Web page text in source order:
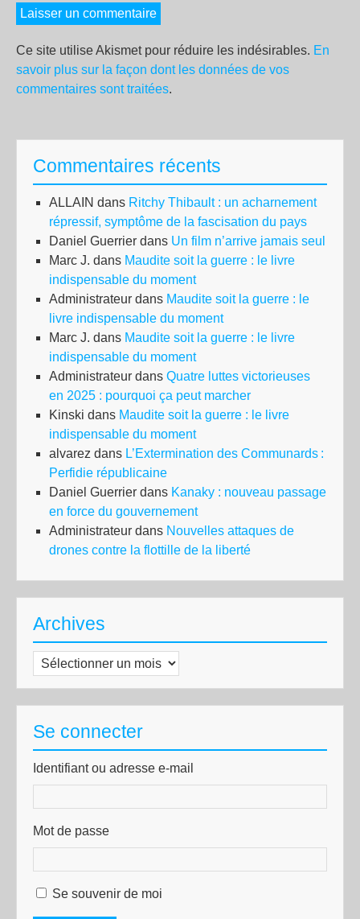
Ce site utilise Akismet pour réduire les indésirables. En
savoir plus sur la façon dont les données de vos
commentaires sont traitées.
Commentaires récents
ALLAIN dans Ritchy Thibault : un acharnement
répressif, symptôme de la fascisation du pays
Daniel Guerrier dans Un film n’arrive jamais seul
Marc J. dans Maudite soit la guerre : le livre
indispensable du moment
Administrateur dans Maudite soit la guerre : le
livre indispensable du moment
Marc J. dans Maudite soit la guerre : le livre
indispensable du moment
Administrateur dans Quatre luttes victorieuses
en 2025 : pourquoi ça peut marcher
Kinski dans Maudite soit la guerre : le livre
indispensable du moment
alvarez dans L’Extermination des Communards :
Perfidie républicaine
Daniel Guerrier dans Kanaky : nouveau passage
en force du gouvernement
Administrateur dans Nouvelles attaques de
drones contre la flottille de la liberté
Archives
Archives
Se connecter
Identifiant ou adresse e-mail
Mot de passe
Se souvenir de moi